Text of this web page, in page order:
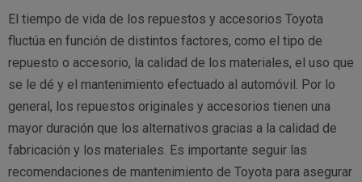
El tiempo de vida de los repuestos y accesorios Toyota
fluctúa en función de distintos factores, como el tipo de
repuesto o accesorio, la calidad de los materiales, el uso que
se le dé y el mantenimiento efectuado al automóvil. Por lo
general, los repuestos originales y accesorios tienen una
mayor duración que los alternativos gracias a la calidad de
fabricación y los materiales. Es importante seguir las
recomendaciones de mantenimiento de Toyota para asegurar